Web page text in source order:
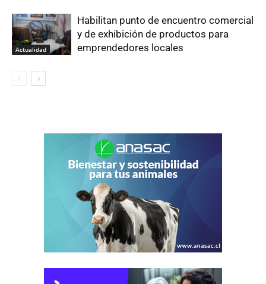
Actualidad
Habilitan punto de encuentro comercial
y de exhibición de productos para
emprendedores locales